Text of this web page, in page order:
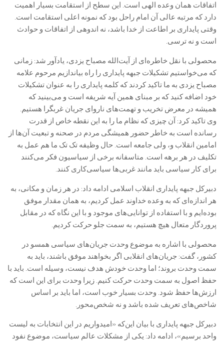
اتفاقات همان وعده الهی است. این سطح از استقامت بسیار اهمیت
دارد که مرتبه عالی آن امام راحل بود که نمونه اعلی استقامت است.
وقتی پایداری بر اطاعت از خدا باشد، نه اندوهی از اتفاقات و حوادث
است و نه ترسی.
محصولی با نقل خاطره‌ای از آیت‌الله مصباح یزدی، یادآور شد: زمانی
که می‌خواستیم تشکیلات جبهه پایداری را راه بیاندازیم مرحوم علامه
مصباح یزدی به ما تاکید کردند که کلمه پایداری را به عنوان تشکیلات
خود اضافه کنید که بر مبنای همین آیه شریفه است و می‌بینید که
همیشه در معرض تخریب و تهمت‌های ناروای جریان غربگرا هستیم.
وی تاکید کرد: آن چیزی که نظام ما را به این نقطه خاص از قدرت
رسانده است به خاطر حضور همیشگی مردم در صحنه و تبعیت آن‌ها از
امامین انقلاب و، ولی جامعه است. حال وظیفه تک تک ما هم عمل به
تکلیف در هر برهه است. متاسفانه برخی از سیاسیون فکر می‌کنند
برای کار سیاسی باید مانند غربی‌ها سیاسی‌کاری کنند.
دبیرکل جبهه پایداری انقلاب اسلامی ادامه داد: در هر زمان و مکانی، به
هر اندازه‌ای که به وعده خداوند عمل کردیم، به همان مقدار موفق
بوده‌ایم و با استفاده از توانایی‌های موجود و با این نگاه که در مقابل
پروردگار متعال هیچ هستیم، به سمت جلو حرکت کردیم.
محصولی با اشاره به موضوع وحدت جریان‌های سیاسی همسو در
کشور، گفت: جریان‌های انقلابی اگر بخواهند موفق باشند، باید به
سمت وحدت بروند؛ اما وحدت خودش هدف نیست، وسیله است. باید با
حفظ اصول به سمت وحدت حرکت کنیم. زیرا وحدت برای این است که
ارزش‌ها حفظ شود. وحدت بسیار خوب است، اما باید بر اساس
شاخص‌های تعریف شده باشد و نه شخص‌محور.
دبیرکل جبهه پایداری با بیان این‌که «امیدواریم در این انتخابات به لیست
واحد برسیم»، ادامه داد: یکی از مشکلات عالم سیاست، موضوع نفود